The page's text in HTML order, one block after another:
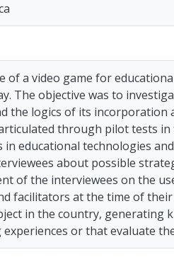
of a video game for
The objective was to
the logics of its incorporation
through pilot tests
educational technologies
about possible
of the interviewees on the
facilitators at the time of
in the country, generating
or that evaluate